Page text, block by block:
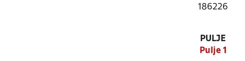
186226
PULJE
Pulje 1